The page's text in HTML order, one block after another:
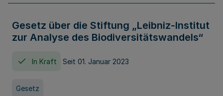
Gesetz über die Stiftung „Leibniz-Institut
zur Analyse des Biodiversitätswandels“
In Kraft Seit 01. Januar 2023
Gesetz